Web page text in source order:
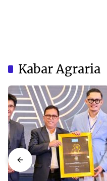
Kabar Agraria